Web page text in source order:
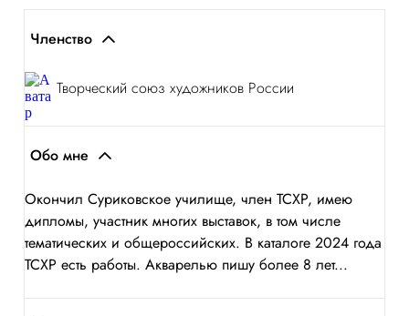
Членство
Творческий союз художников России
Обо мне
Окончил Суриковское училище, член ТСХР, имею
дипломы, участник многих выставок, в том числе
тематических и общероссийских. В каталоге 2024 года
ТСХР есть работы. Акварелью пишу более 8 лет...